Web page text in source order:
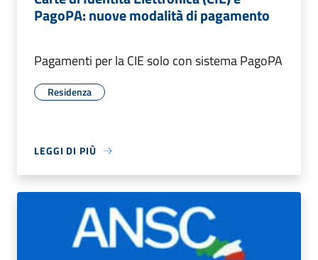
PagoPA: nuove modalità di pagamento
Pagamenti per la CIE solo con sistema PagoPA
Residenza
LEGGI DI PIÙ